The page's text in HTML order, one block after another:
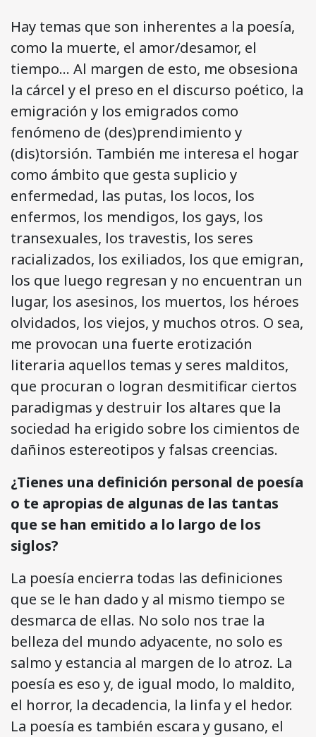
Hay temas que son inherentes a la poesía,
como la muerte, el amor/desamor, el
tiempo… Al margen de esto, me obsesiona
la cárcel y el preso en el discurso poético, la
emigración y los emigrados como
fenómeno de (des)prendimiento y
(dis)torsión. También me interesa el hogar
como ámbito que gesta suplicio y
enfermedad, las putas, los locos, los
enfermos, los mendigos, los gays, los
transexuales, los travestis, los seres
racializados, los exiliados, los que emigran,
los que luego regresan y no encuentran un
lugar, los asesinos, los muertos, los héroes
olvidados, los viejos, y muchos otros. O sea,
me provocan una fuerte erotización
literaria aquellos temas y seres malditos,
que procuran o logran desmitificar ciertos
paradigmas y destruir los altares que la
sociedad ha erigido sobre los cimientos de
dañinos estereotipos y falsas creencias.
¿Tienes una definición personal de poesía
o te apropias de algunas de las tantas
que se han emitido a lo largo de los
siglos?
La poesía encierra todas las definiciones
que se le han dado y al mismo tiempo se
desmarca de ellas. No solo nos trae la
belleza del mundo adyacente, no solo es
salmo y estancia al margen de lo atroz. La
poesía es eso y, de igual modo, lo maldito,
el horror, la decadencia, la linfa y el hedor.
La poesía es también escara y gusano, el